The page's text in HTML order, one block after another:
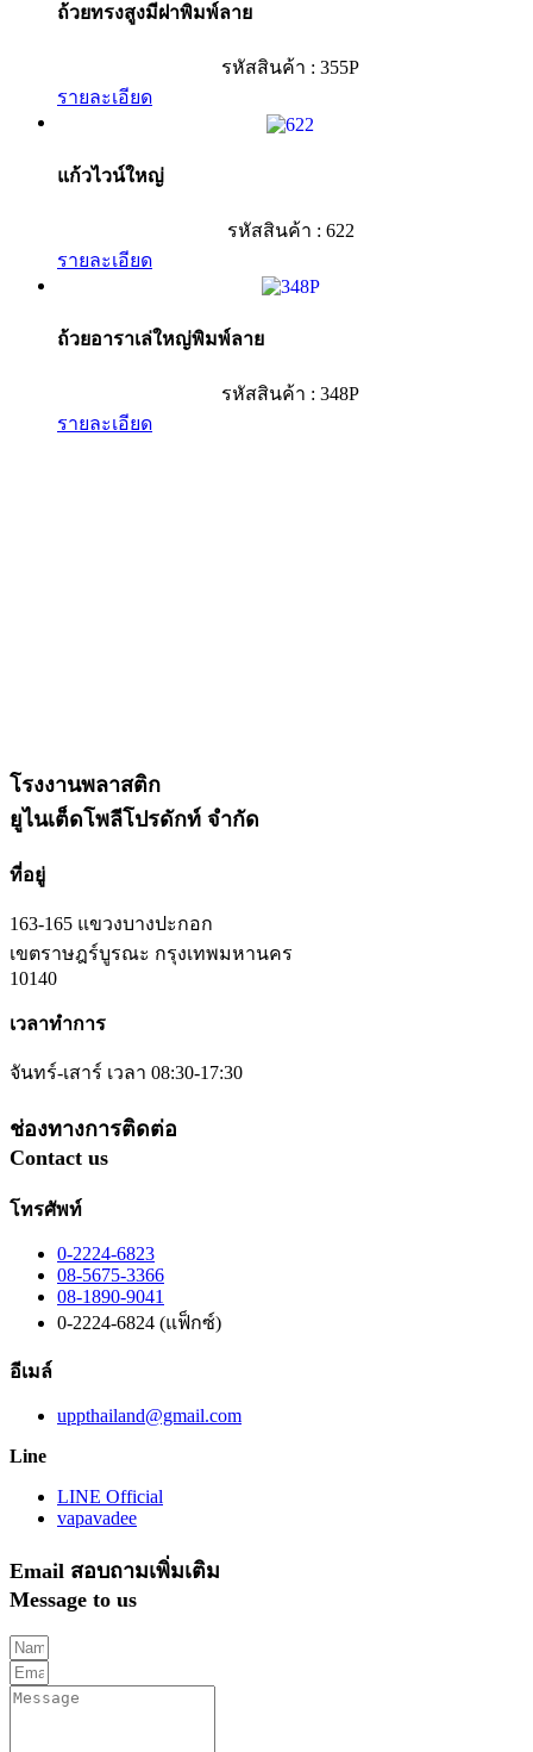
ถ้วยทรงสูงมีฝาพิมพ์ลาย
รหัสสินค้า : 355P
รายละเอียด
แก้วไวน์ใหญ่
รหัสสินค้า : 622
รายละเอียด
ถ้วยอาราเล่ใหญ่พิมพ์ลาย
รหัสสินค้า : 348P
รายละเอียด
โรงงานพลาสติก
ยูไนเต็ดโพลีโปรดักท์ จำกัด
ที่อยู่
163-165 แขวงบางปะกอก
เขตราษฎร์บูรณะ กรุงเทพมหานคร
10140
เวลาทำการ
จันทร์-เสาร์ เวลา 08:30-17:30
ช่องทางการติดต่อ
Contact us
โทรศัพท์
0-2224-6823
08-5675-3366
08-1890-9041
0-2224-6824 (แฟ็กซ์)
อีเมล์
uppthailand@gmail.com
Line
LINE Official
vapavadee
Email สอบถามเพิ่มเติม
Message to us